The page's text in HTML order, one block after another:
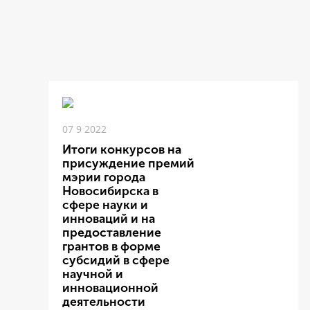
07 9 2022
Итоги конкурсов на
присуждение премий
мэрии города
Новосибирска в
сфере науки и
инноваций и на
предоставление
грантов в форме
субсидий в сфере
научной и
инновационной
деятельности